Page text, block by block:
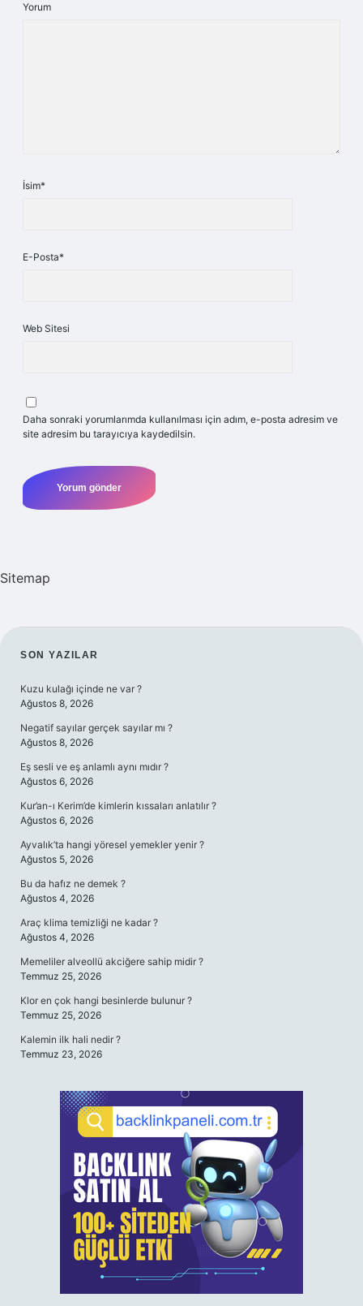
Yorum
İsim*
E-Posta*
Web Sitesi
Daha sonraki yorumlarımda kullanılması için adım, e-posta adresim ve
site adresim bu tarayıcıya kaydedilsin.
Sitemap
SIDEBAR
SON YAZILAR
Kuzu kulağı içinde ne var ?
Ağustos 8, 2026
Negatif sayılar gerçek sayılar mı ?
Ağustos 8, 2026
Eş sesli ve eş anlamlı aynı mıdır ?
Ağustos 6, 2026
Kur’an-ı Kerim’de kimlerin kıssaları anlatılır ?
Ağustos 6, 2026
Ayvalık’ta hangi yöresel yemekler yenir ?
Ağustos 5, 2026
Bu da hafız ne demek ?
Ağustos 4, 2026
Araç klima temizliği ne kadar ?
Ağustos 4, 2026
Memeliler alveollü akciğere sahip midir ?
Temmuz 25, 2026
Klor en çok hangi besinlerde bulunur ?
Temmuz 25, 2026
Kalemin ilk hali nedir ?
Temmuz 23, 2026